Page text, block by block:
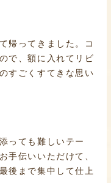
帰ってきました。コ
で、額に入れてリビ
すごくすてきな思い
っても難しいテー
手伝いいただけて、
後まで集中して仕上